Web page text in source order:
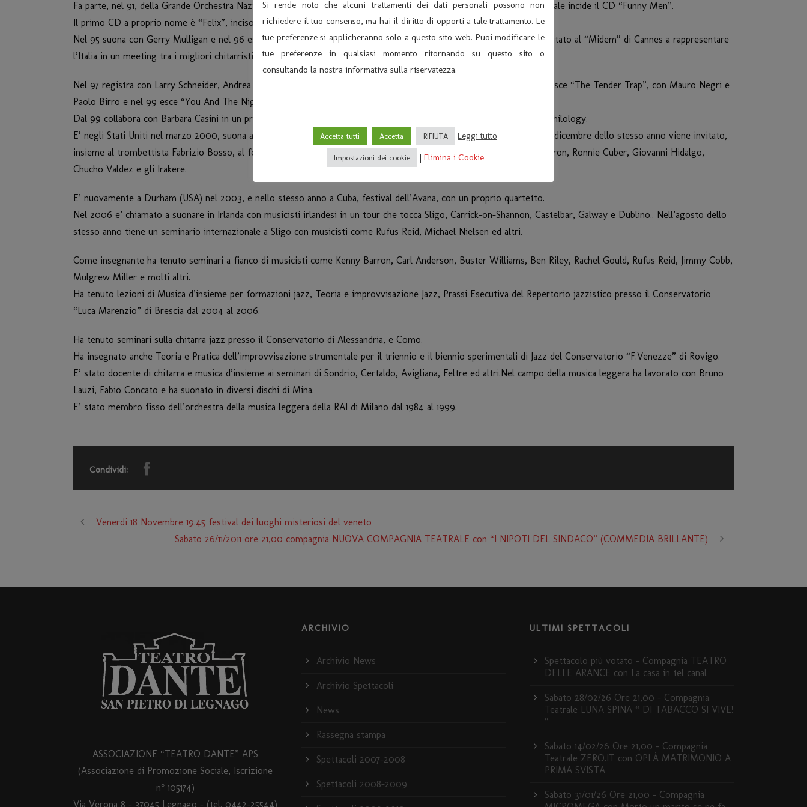
Fa parte, nel 91, della Grande Orchestra Nazionale di Jazz. Nel 92 forma un trio con Mauro Negri e Paolo Birro col quale incide il CD “Funny Men”.
Il primo CD a proprio nome è “Felix”, inciso nel 90 ma edito solo nel 93, con Piero Leveratto e Alfred Kramer.
Nel 95 suona con Gerry Mulligan e nel 96 esce “La banda Disegnata” col proprio settetto. Nel gennaio 97 è stato invitato al “Midem” di Cannes a rappresentare
l’Italia in un meeting tra i migliori chitarristi europei.
Nel 97 registra con Larry Schneider, Andrea Dulbecco, Dodo Goya e John Arnold “Summertime In Sanremo”. Nel 98 esce “The Tender Trap”, con Mauro Negri e
Paolo Birro e nel 99 esce “You And The Night And The Music” con Ares Tavolazzi e Mauro Beggio.
Dal 99 collabora con Barbara Casini in un progetto dedicato a Jobim. Con la Casini e Lee Konitz incide un CD per la Philology.
E’ negli Stati Uniti nel marzo 2000, suona a New York e a Durham nel North Carolina International Jazz Festival. Nel dicembre dello stesso anno viene invitato,
insieme al trombettista Fabrizio Bosso, al festival internazionale di jazz dell’Avana (Cuba), dove suona con Kenny Barron, Ronnie Cuber, Giovanni Hidalgo,
Chucho Valdez e gli Irakere.
E’ nuovamente a Durham (USA) nel 2003, e nello stesso anno a Cuba, festival dell’Avana, con un proprio quartetto.
Nel 2006 e’ chiamato a suonare in Irlanda con musicisti irlandesi in un tour che tocca Sligo, Carrick-on-Shannon, Castelbar, Galway e Dublino.. Nell’agosto dello
stesso anno tiene un seminario internazionale a Sligo con musicisti come Rufus Reid, Michael Nielsen ed altri.
Come insegnante ha tenuto seminari a fianco di musicisti come Kenny Barron, Carl Anderson, Buster Williams, Ben Riley, Rachel Gould, Rufus Reid, Jimmy Cobb,
Mulgrew Miller e molti altri.
Ha tenuto lezioni di Musica d’insieme per formazioni jazz, Teoria e improvvisazione Jazz, Prassi Esecutiva del Repertorio jazzistico presso il Conservatorio
“Luca Marenzio” di Brescia dal 2004 al 2006.
Ha tenuto seminari sulla chitarra jazz presso il Conservatorio di Alessandria, e Como.
Ha insegnato anche Teoria e Pratica dell’improvvisazione strumentale per il triennio e il biennio sperimentali di Jazz del Conservatorio “F.Venezze” di Rovigo.
E’ stato docente di chitarra e musica d’insieme ai seminari di Sondrio, Certaldo, Avigliana, Feltre ed altri.Nel campo della musica leggera ha lavorato con Bruno
Lauzi, Fabio Concato e ha suonato in diversi dischi di Mina.
E’ stato membro fisso dell’orchestra della musica leggera della RAI di Milano dal 1984 al 1999.
Condividi:
Venerdi 18 Novembre 19.45 festival dei luoghi misteriosi del veneto
Sabato 26/11/2011 ore 21,00 compagnia NUOVA COMPAGNIA TEATRALE con “I NIPOTI DEL SINDACO” (COMMEDIA BRILLANTE)
ASSOCIAZIONE “TEATRO DANTE” APS
(Associazione di Promozione Sociale, Iscrizione
n° 105174)
Via Verona 8 – 37045 Legnago – (tel. 0442-25544)
ARCHIVIO
Archivio News
Archivio Spettacoli
News
Rassegna stampa
Spettacoli 2007-2008
Spettacoli 2008-2009
ULTIMI SPETTACOLI
Spettacolo più votato – Compagnia TEATRO
DELLE ARANCE con La casa in tel canal
Sabato 28/02/26 Ore 21,00 – Compagnia
Teatrale LUNA SPINA “ DI TABACCO SI VIVE!
”
Sabato 14/02/26 Ore 21,00 – Compagnia
Teatrale ZERO.IT con OPLÀ MATRIMONIO A
PRIMA SVISTA
Sabato 31/01/26 Ore 21,00 – Compagnia
Si rende noto che alcuni trattamenti dei dati personali possono non
richiedere il tuo consenso, ma hai il diritto di opporti a tale trattamento. Le
tue preferenze si applicheranno solo a questo sito web. Puoi modificare le
tue preferenze in qualsiasi momento ritornando su questo sito o
consultando la nostra informativa sulla riservatezza.
Accetta tutti Accetta RIFIUTA Leggi tutto
Impostazioni dei cookie | Elimina i Cookie